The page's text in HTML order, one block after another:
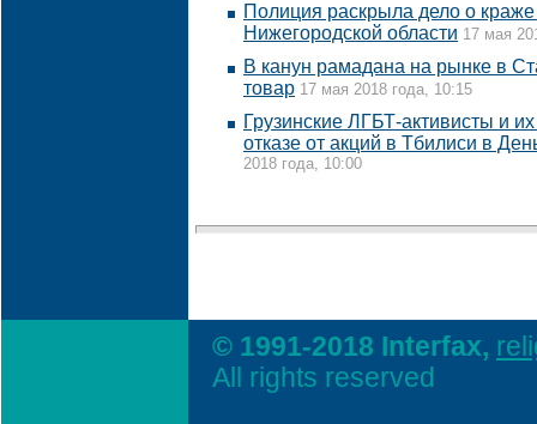
Полиция раскрыла дело о
Нижегородской области 17 мая
В канун рамадана на рынке в
товар 17 мая 2018 года, 10:15
Грузинские ЛГБТ-активисты и
отказе от акций в Тбилиси в
2018 года, 10:00
© 1991-2018 Interfax,
All rights reserved